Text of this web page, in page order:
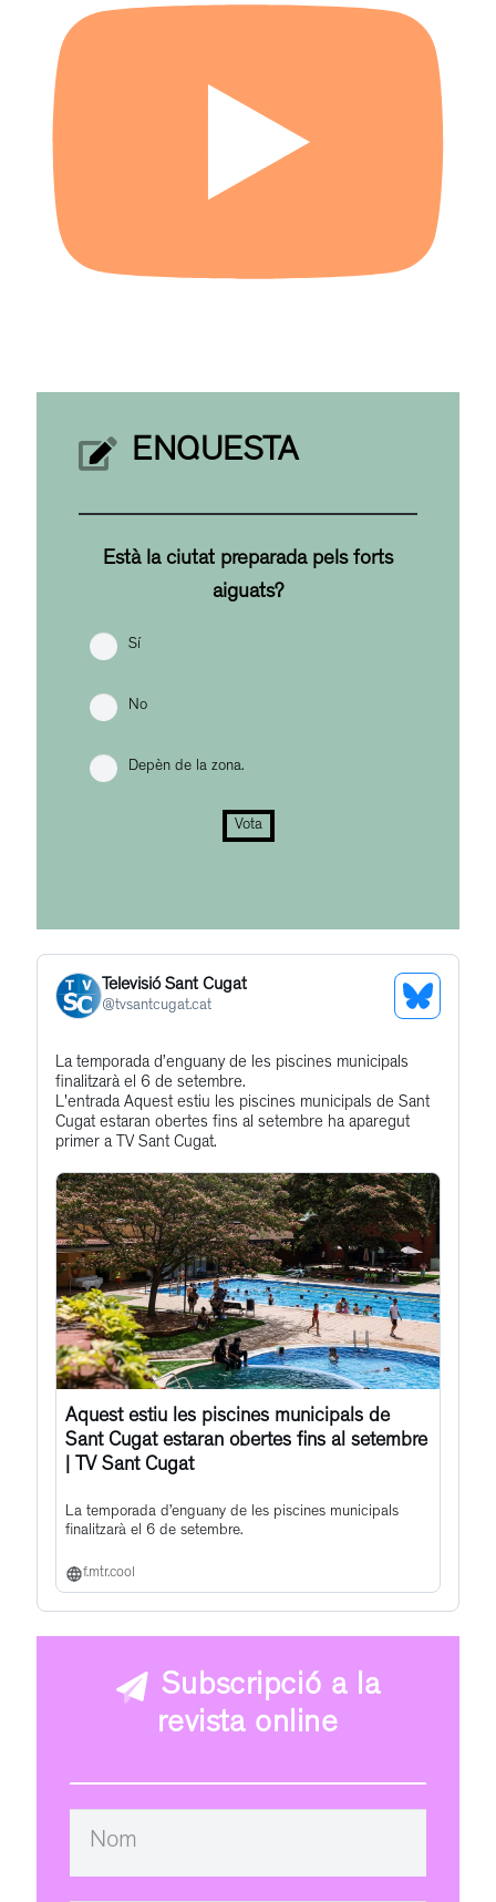
ENQUESTA
Està la ciutat preparada pels forts
aiguats?
Sí
No
Depèn de la zona.
Vota
Televisió Sant Cugat
@tvsantcugat.cat
See
Get
to
this
post
La temporada d’enguany de les piscines municipals
finalitzarà el 6 de setembre.
L'entrada Aquest estiu les piscines municipals de Sant
Cugat estaran obertes fins al setembre ha aparegut
primer a TV Sant Cugat.
Aquest estiu les piscines municipals de
Sant Cugat estaran obertes fins al setembre
| TV Sant Cugat
La temporada d’enguany de les piscines municipals
finalitzarà el 6 de setembre.
f.mtr.cool
Subscripció a la
revista online